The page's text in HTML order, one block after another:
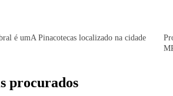
é umA Pinacotecas localizado na cidade
procurados